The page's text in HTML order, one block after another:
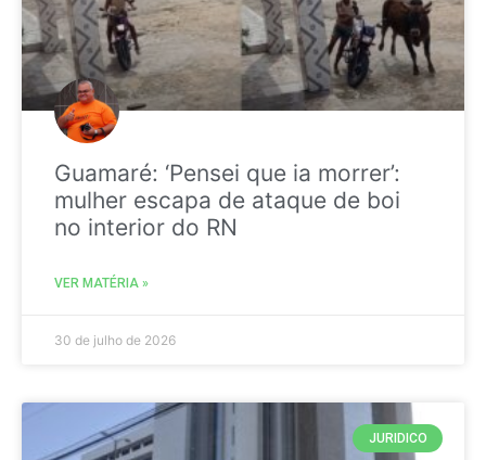
Guamaré: ‘Pensei que ia morrer’:
mulher escapa de ataque de boi
no interior do RN
VER MATÉRIA »
30 de julho de 2026
JURIDICO